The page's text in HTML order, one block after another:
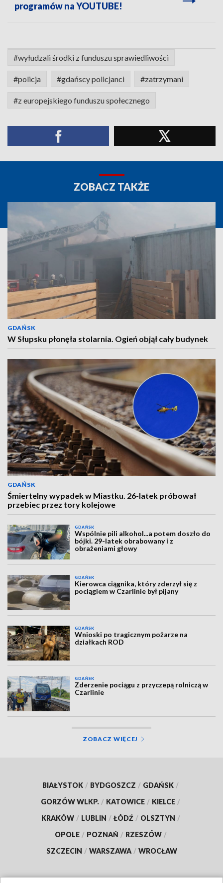
programów na YOUTUBE!
#wyłudzali środki z funduszu sprawiedliwości
#policja #gdańscy policjanci #zatrzymani
#z europejskiego funduszu społecznego
ZOBACZ TAKŻE
GDAŃSK
W Słupsku płonęła stolarnia. Ogień objął cały budynek
GDAŃSK
Śmiertelny wypadek w Miastku. 26-latek próbował
przebiec przez tory kolejowe
GDAŃSK
Wspólnie pili alkohol...a potem doszło do
bójki. 29-latek obrabowany i z
obrażeniami głowy
GDAŃSK
Kierowca ciągnika, który zderzył się z
pociągiem w Czarlinie był pijany
GDAŃSK
Wnioski po tragicznym pożarze na
działkach ROD
GDAŃSK
Zderzenie pociągu z przyczepą rolniczą w
Czarlinie
ZOBACZ WIĘCEJ
BIAŁYSTOK / BYDGOSZCZ / GDAŃSK /
GORZÓW WLKP. / KATOWICE / KIELCE /
KRAKÓW / LUBLIN / ŁÓDŹ / OLSZTYN /
OPOLE / POZNAŃ / RZESZÓW /
SZCZECIN / WARSZAWA / WROCŁAW